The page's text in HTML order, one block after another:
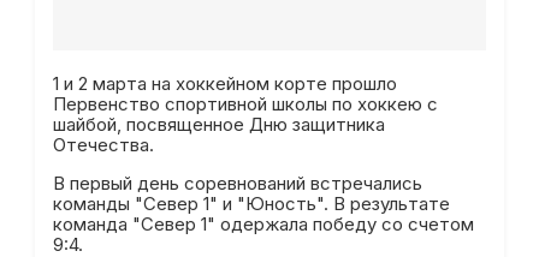
1 и 2 марта на хоккейном корте прошло
Первенство спортивной школы по хоккею с
шайбой, посвященное Дню защитника
Отечества.
В первый день соревнований встречались
команды "Север 1" и "Юность". В результате
команда "Север 1" одержала победу со счетом
9:4.